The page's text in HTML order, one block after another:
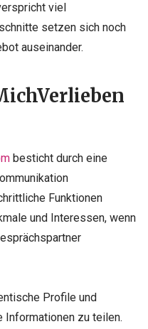
viel
setzen sich noch
auseinander.
besticht durch eine
Funktionen
und Interessen, wenn
Profile und
Informationen zu teilen.